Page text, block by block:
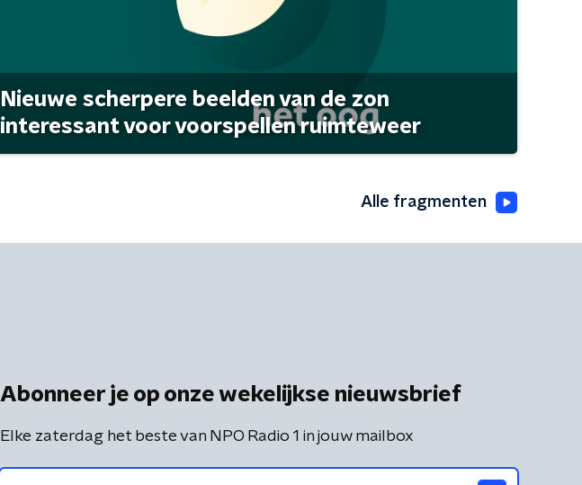
Nieuwe scherpere beelden van de zon
interessant voor voorspellen ruimteweer
Alle fragmenten
Abonneer je op onze wekelijkse nieuwsbrief
Elke zaterdag het beste van NPO Radio 1 in jouw mailbox